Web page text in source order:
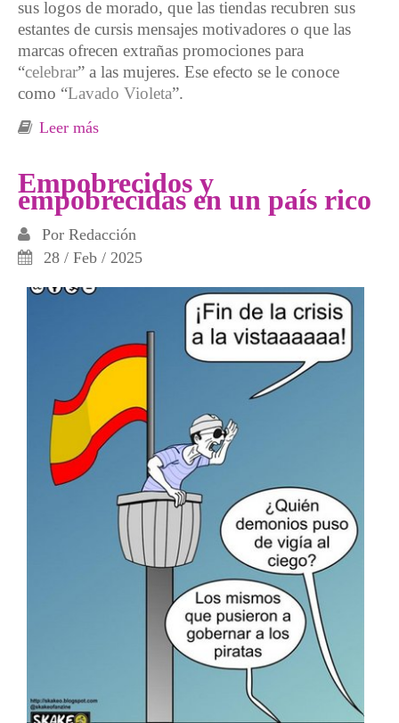
sus logos de morado, que las tiendas recubren sus
estantes de cursis mensajes motivadores o que las
marcas ofrecen extrañas promociones para
“celebrar” a las mujeres. Ese efecto se le conoce
como “Lavado Violeta”.
Leer más
Empobrecidos y
empobrecidas en un país rico
Por Redacción
28 / Feb / 2025